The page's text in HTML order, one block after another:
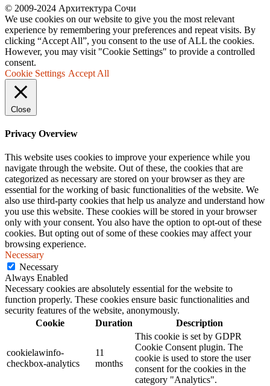
© 2009-2024 Архитектура Сочи
We use cookies on our website to give you the most relevant
experience by remembering your preferences and repeat visits. By
clicking “Accept All”, you consent to the use of ALL the cookies.
However, you may visit "Cookie Settings" to provide a controlled
consent.
Cookie Settings Accept All
Close
Privacy Overview
This website uses cookies to improve your experience while you
navigate through the website. Out of these, the cookies that are
categorized as necessary are stored on your browser as they are
essential for the working of basic functionalities of the website. We
also use third-party cookies that help us analyze and understand how
you use this website. These cookies will be stored in your browser
only with your consent. You also have the option to opt-out of these
cookies. But opting out of some of these cookies may affect your
browsing experience.
Necessary
Necessary
Always Enabled
Necessary cookies are absolutely essential for the website to
function properly. These cookies ensure basic functionalities and
security features of the website, anonymously.
Cookie
Duration Description
cookielawinfo-
checkbox-analytics
11
months
This cookie is set by GDPR
Cookie Consent plugin. The
cookie is used to store the user
consent for the cookies in the
category "Analytics".